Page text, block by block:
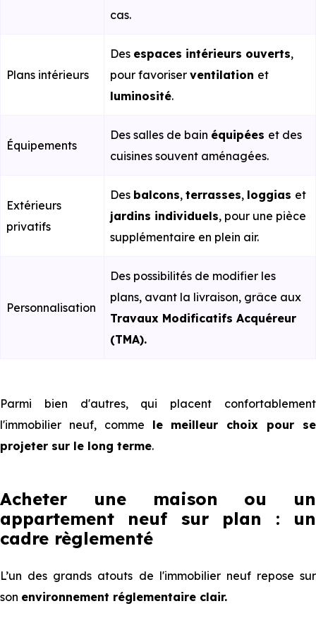
cas.
Plans intérieurs
Des espaces intérieurs ouverts,
pour favoriser ventilation et
luminosité.
Équipements
Des salles de bain équipées et des
cuisines souvent aménagées.
Extérieurs
privatifs
Des balcons, terrasses, loggias et
jardins individuels, pour une pièce
supplémentaire en plein air.
Personnalisation
Des possibilités de modifier les
plans, avant la livraison, grâce aux
Travaux Modificatifs Acquéreur
(TMA).
Parmi bien d'autres, qui placent confortablement
l'immobilier neuf, comme le meilleur choix pour se
projeter sur le long terme.
Acheter une maison ou un
appartement neuf sur plan : un
cadre règlementé
L’un des grands atouts de l'immobilier neuf repose sur
son environnement réglementaire clair.